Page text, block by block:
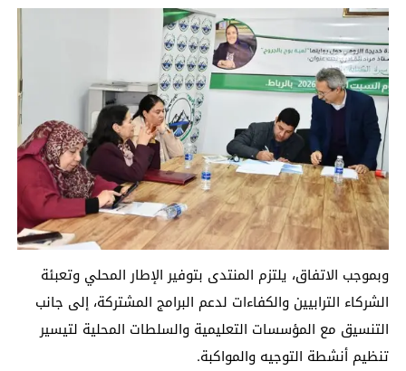
وبموجب الاتفاق، يلتزم المنتدى بتوفير الإطار المحلي وتعبئة
الشركاء الترابيين والكفاءات لدعم البرامج المشتركة، إلى جانب
التنسيق مع المؤسسات التعليمية والسلطات المحلية لتيسير
تنظيم أنشطة التوجيه والمواكبة.